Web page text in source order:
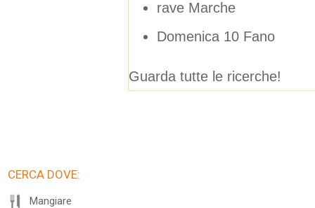
rave Marche
Domenica 10 Fano
Guarda tutte le ricerche!
CERCA DOVE:
Mangiare